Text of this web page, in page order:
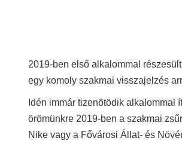
2019-ben első alkalommal
egy komoly szakmai visszajelzés
Idén immár tizenötödik
örömünkre 2019-ben a szakmai
Nike vagy a Fővárosi Állat- és